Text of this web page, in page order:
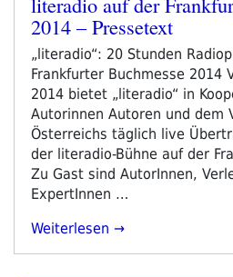
am
2014 – Pressetext
„literadio“: 20 Stunden
Frankfurter Buchmesse 2014
2014 bietet „literadio“ in
Autorinnen Autoren und dem
Österreichs täglich live
der literadio-Bühne auf der
Zu Gast sind AutorInnen,
ExpertInnen …
„literadio
Weiterlesen